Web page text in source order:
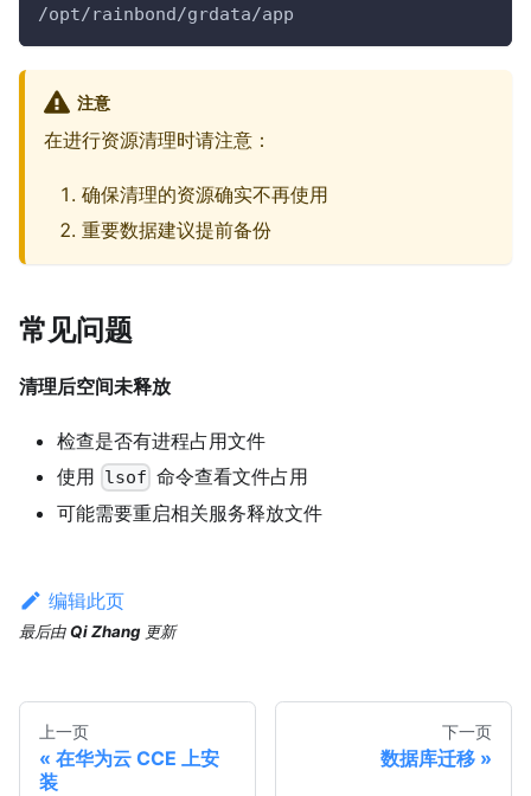
/opt/rainbond/grdata/app
注意
在进行资源清理时请注意：
确保清理的资源确实不再使用
重要数据建议提前备份
常见问题
清理后空间未释放
检查是否有进程占用文件
使用 lsof 命令查看文件占用
可能需要重启相关服务释放文件
编辑此页
最后由Qi Zhang 更新
上一页
在华为云 CCE 上安
装
下一页
数据库迁移